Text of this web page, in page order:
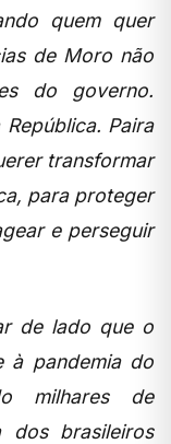
quem quer
de Moro não
do governo.
Paira
transformar
para proteger
e perseguir
de lado que o
à pandemia do
milhares de
brasileiros